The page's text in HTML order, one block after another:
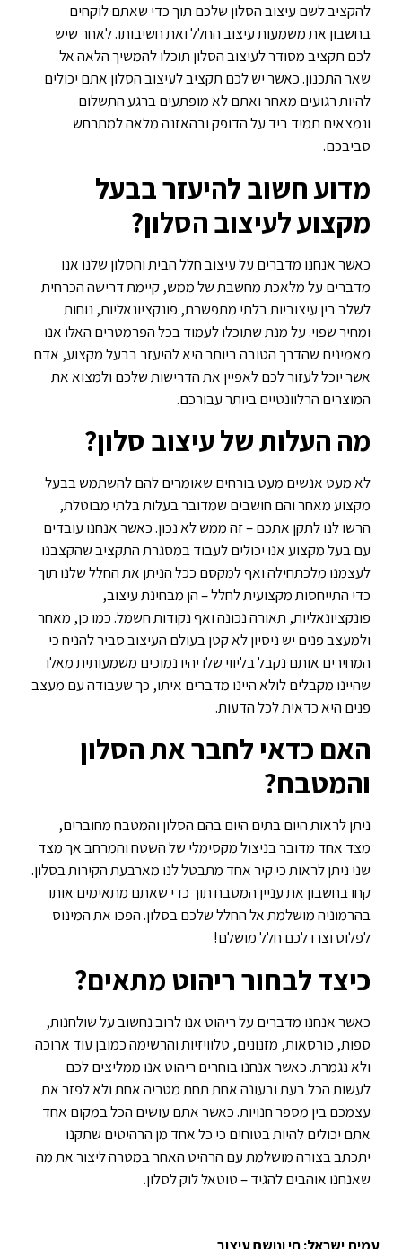
להקציב לשם עיצוב הסלון שלכם תוך כדי שאתם לוקחים
בחשבון את משמעות עיצוב החלל ואת חשיבותו. לאחר שיש
לכם תקציב מסודר לעיצוב הסלון תוכלו להמשיך הלאה אל
שאר התכנון. כאשר יש לכם תקציב לעיצוב הסלון אתם יכולים
להיות רגועים מאחר ואתם לא מופתעים ברגע התשלום
ונמצאים תמיד ביד על הדופק ובהאזנה מלאה למתרחש
סביבכם.
מדוע חשוב להיעזר בבעל
מקצוע לעיצוב הסלון?
כאשר אנחנו מדברים על עיצוב חלל הבית והסלון שלנו אנו
מדברים על מלאכת מחשבת של ממש, קיימת דרישה הכרחית
לשלב בין עיצוביות בלתי מתפשרת, פונקציונאליות, נוחות
ומחיר שפוי. על מנת שתוכלו לעמוד בכל הפרמטרים האלו אנו
מאמינים שהדרך הטובה ביותר היא להיעזר בבעל מקצוע, אדם
אשר יוכל לעזור לכם לאפיין את הדרישות שלכם ולמצוא את
המוצרים הרלוונטיים ביותר עבורכם.
מה העלות של עיצוב סלון?
לא מעט אנשים מעט בורחים שאומרים להם להשתמש בבעל
מקצוע מאחר והם חושבים שמדובר בעלות בלתי מבוטלת,
הרשו לנו לתקן אתכם – זה ממש לא נכון. כאשר אנחנו עובדים
עם בעל מקצוע אנו יכולים לעבוד במסגרת התקציב שהקצבנו
לעצמנו מלכתחילה ואף למקסם ככל הניתן את החלל שלנו תוך
כדי התייחסות מקצועית לחלל – הן מבחינת עיצוב,
פונקציונאליות, תאורה נכונה ואף נקודות חשמל. כמו כן, מאחר
ולמעצב פנים יש ניסיון לא קטן בעולם העיצוב סביר להניח כי
המחירים אותם נקבל בליווי שלו יהיו נמוכים משמעותית מאלו
שהיינו מקבלים לולא היינו מדברים איתו, כך שעבודה עם מעצב
פנים היא כדאית לכל הדעות.
האם כדאי לחבר את הסלון
והמטבח?
ניתן לראות היום בתים היום בהם הסלון והמטבח מחוברים,
מצד אחד מדובר בניצול מקסימלי של השטח והמרחב אך מצד
שני ניתן לראות כי קיר אחד מתבטל לנו מארבעת הקירות בסלון.
קחו בחשבון את עניין המטבח תוך כדי שאתם מתאימים אותו
בהרמוניה מושלמת אל החלל שלכם בסלון. הפכו את המינוס
לפלוס וצרו לכם חלל מושלם!
כיצד לבחור ריהוט מתאים?
כאשר אנחנו מדברים על ריהוט אנו לרוב נחשוב על שולחנות,
ספות, כורסאות, מזנונים, טלוויזיות והרשימה כמובן עוד ארוכה
ולא נגמרת. כאשר אנחנו בוחרים ריהוט אנו ממליצים לכם
לעשות הכל בעת ובעונה אחת תחת מטריה אחת ולא לפזר את
עצמכם בין מספר חנויות. כאשר אתם עושים הכל במקום אחד
אתם יכולים להיות בטוחים כי כל אחד מן הרהיטים שתקנו
יתכתב בצורה מושלמת עם הרהיט האחר במטרה ליצור את מה
שאנחנו אוהבים להגיד – טוטאל לוק לסלון.